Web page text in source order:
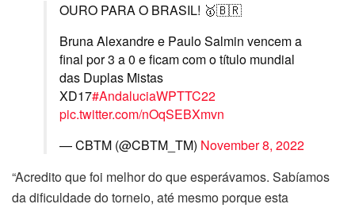
OURO PARA O BRASIL! 🥇🇧🇷
Bruna Alexandre e Paulo Salmin vencem a
final por 3 a 0 e ficam com o título mundial
das Duplas Mistas
XD17#AndaluciaWPTTC22
pic.twitter.com/nOqSEBXmvn
— CBTM (@CBTM_TM) November 8, 2022
“Acredito que foi melhor do que esperávamos. Sabíamos
da dificuldade do torneio, até mesmo porque esta